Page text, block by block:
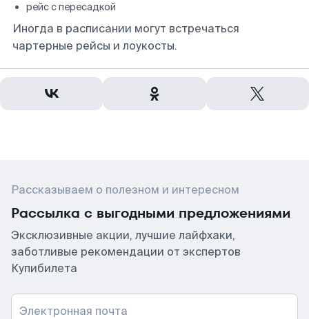
рейс с пересадкой
Иногда в расписании могут встречаться
чартерные рейсы и лоукосты.
Рассказываем о полезном и интересном
Рассылка с выгодными предложениями
Эксклюзивные акции, лучшие лайфхаки,
заботливые рекомендации от экспертов
Купибилета
Электронная почта